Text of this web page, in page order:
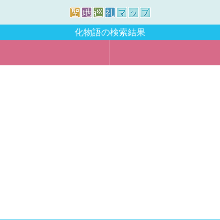
化物語の検索結果